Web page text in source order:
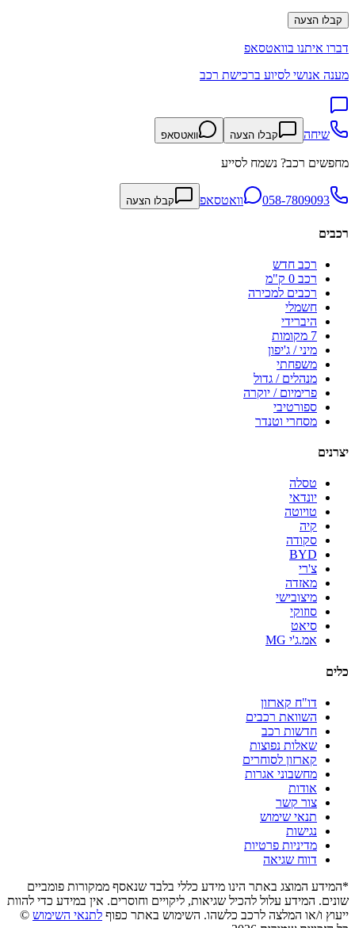
קבלו הצעה
דברו איתנו בוואטסאפ
מענה אנושי לסיוע ברכישת רכב
שיחה קבלו הצעה וואטסאפ
מחפשים רכב? נשמח לסייע
058-7809093 וואטסאפ קבלו הצעה
רכבים
רכב חדש
רכב 0 ק"מ
רכבים למכירה
חשמלי
היברידי
7 מקומות
מיני / ג'יפון
משפחתי
מנהלים / גדול
פרימיום / יוקרה
ספורטיבי
מסחרי וטנדר
יצרנים
טסלה
יונדאי
טויוטה
קיה
סקודה
BYD
צ'רי
מאזדה
מיצובישי
סוזוקי
סיאט
אמ.ג'י MG
כלים
דו"ח קארזון
השוואת רכבים
חדשות רכב
שאלות נפוצות
קארזון לסוחרים
מחשבוני אגרות
אודות
צור קשר
תנאי שימוש
נגישות
מדיניות פרטיות
דווח שגיאה
*המידע המוצג באתר הינו מידע כללי בלבד שנאסף ממקורות פומביים
שונים. המידע עלול להכיל שגיאות, ליקויים וחוסרים. אין במידע כדי להוות
ייעוץ ו/או המלצה לרכב כלשהו. השימוש באתר כפוף לתנאי השימוש ©